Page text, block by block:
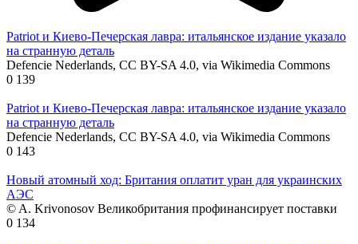
Patriot и Киево-Печерская лавра: итальянское издание указало
на странную деталь
Defencie Nederlands, CC BY-SA 4.0, via Wikimedia Commons
0 139
Patriot и Киево-Печерская лавра: итальянское издание указало
на странную деталь
Defencie Nederlands, CC BY-SA 4.0, via Wikimedia Commons
0 143
Новый атомный ход: Британия оплатит уран для украинских
АЭС
© A. Krivonosov Великобритания профинансирует поставки
0 134